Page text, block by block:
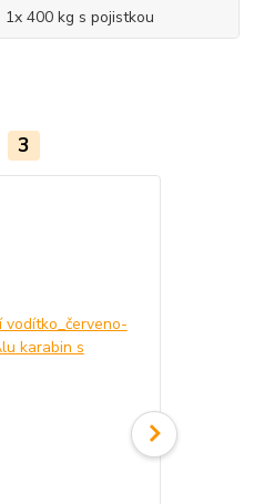
1x 400 kg s pojistkou
3